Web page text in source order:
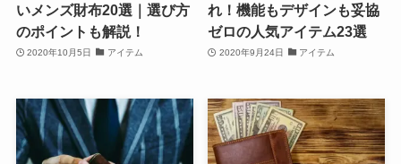
いメンズ財布20選｜選び方
のポイントも解説！
2020年10月5日 アイテム
れ！機能もデザインも妥協
ゼロの人気アイテム23選
2020年9月24日 アイテム